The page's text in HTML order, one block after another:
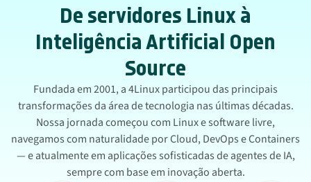
De servidores Linux à
Inteligência Artificial Open
Source
Fundada em 2001, a 4Linux participou das principais
transformações da área de tecnologia nas últimas décadas.
Nossa jornada começou com Linux e software livre,
navegamos com naturalidade por Cloud, DevOps e Containers
— e atualmente em aplicações sofisticadas de agentes de IA,
sempre com base em inovação aberta.